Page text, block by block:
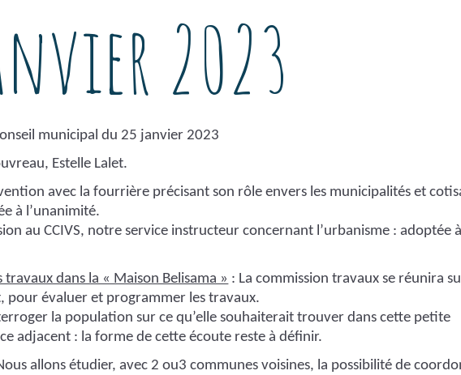
2023
municipal du 25 janvier 2023
Estelle Lalet.
avec la fourrière précisant son rôle envers les municipalités et
à l’unanimité.
au CCIVS, notre service instructeur concernant l’urbanisme : adoptée à
dans la « Maison Belisama » : La commission travaux se réunira
pour évaluer et programmer les travaux.
la population sur ce qu’elle souhaiterait trouver dans cette petite
adjacent : la forme de cette écoute reste à définir.
allons étudier, avec 2 ou3 communes voisines, la possibilité de